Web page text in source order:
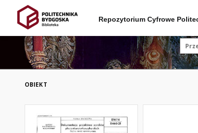
Repozytorium Cyfrowe
OBIEKT